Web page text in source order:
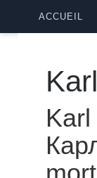
ACCUEIL